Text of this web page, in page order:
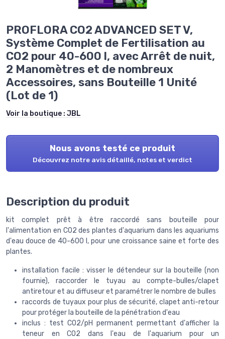
PROFLORA CO2 ADVANCED SET V,
Système Complet de Fertilisation au
CO2 pour 40-600 l, avec Arrêt de nuit,
2 Manomètres et de nombreux
Accessoires, sans Bouteille 1 Unité
(Lot de 1)
Voir la boutique : JBL
Nous avons testé ce produit
Découvrez notre avis détaillé, notes et verdict
Description du produit
kit complet prêt à être raccordé sans bouteille pour
l'alimentation en CO2 des plantes d'aquarium dans les aquariums
d'eau douce de 40-600 l, pour une croissance saine et forte des
plantes.
installation facile : visser le détendeur sur la bouteille (non
fournie), raccorder le tuyau au compte-bulles/clapet
antiretour et au diffuseur et paramétrer le nombre de bulles
raccords de tuyaux pour plus de sécurité, clapet anti-retour
pour protéger la bouteille de la pénétration d'eau
inclus : test CO2/pH permanent permettant d'afficher la
teneur en CO2 dans l'eau de l'aquarium pour un